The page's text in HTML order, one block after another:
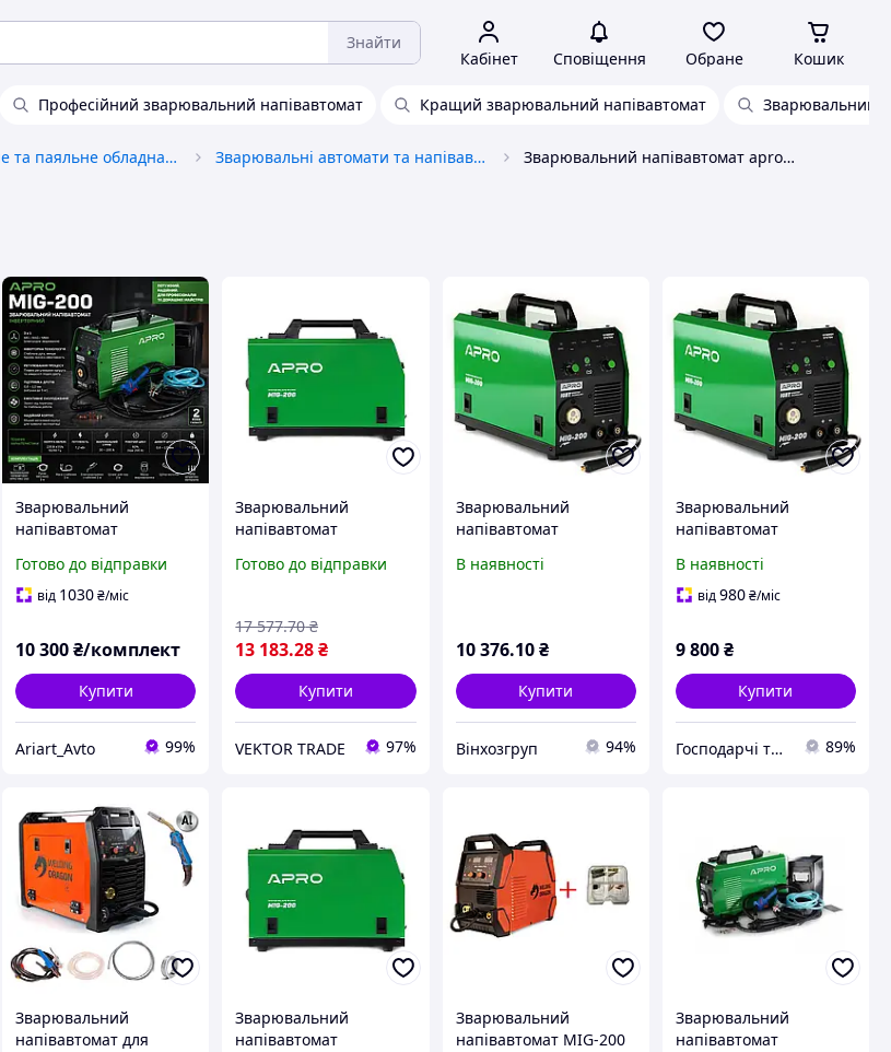
Знайти
Кабінет Сповіщення Обране Кошик
Професійний зварювальний напівавтомат Кращий зварювальний напівавтомат Зварювальний
Зварювальне та паяльне обладнання Зварювальні автомати та напівавтомати Зварювальний напівавтомат apro mig 200
Зварювальний
напівавтомат
MIG-200
Готово до відправки
від 1030₴/міс
10 300₴/комплект
Купити
Ariart_Avto 99%
Зварювальний
напівавтомат
MIG-200, 20-200А,
2.5+1.5+3м
Готово до відправки
13 183.28₴
17 577.70 ₴
Купити
VEKTOR TRADE 97%
Зварювальний
напівавтомат
MIG-200 (20-200А, пр.
В наявності
10 376.10 ₴
Купити
Вінхозгруп 94%
Зварювальний
напівавтомат
MIG-200, 20-200А,
ел.5мм, пр.0.8-1мм 5кг
В наявності
від980₴/міс
9 800₴
Купити
Господарчі товари Петриківка 89%
Зварювальний
напівавтомат для
Зварювальний
напівавтомат
Зварювальний
напівавтомат MIG-200
Зварювальний
напівавтомат